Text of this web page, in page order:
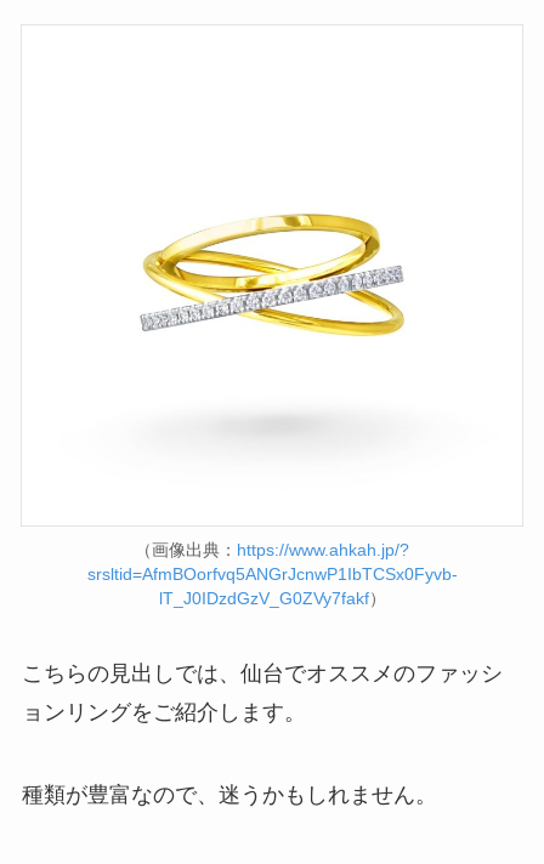
（画像出典： https://www.ahkah.jp/?
srsltid=AfmBOorfvq5ANGrJcnwP1IbTCSx0Fyvb-
lT_J0IDzdGzV_G0ZVy7fakf）
こちらの見出しでは、仙台でオススメのファッシ
ョンリングをご紹介します。
種類が豊富なので、迷うかもしれません。